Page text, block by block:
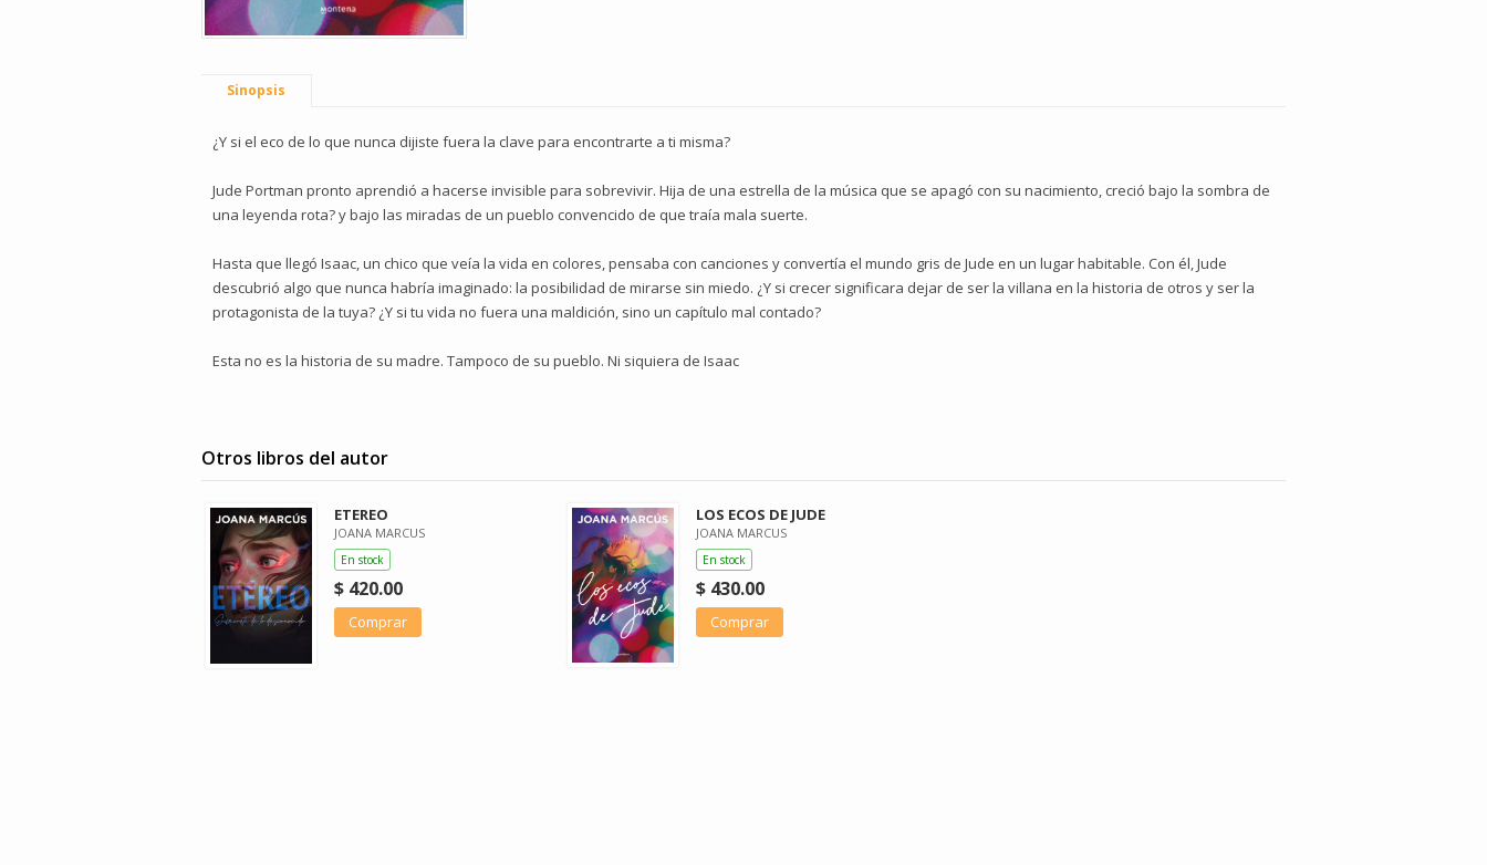
Sinopsis
¿Y si el eco de lo que nunca dijiste fuera la clave para encontrarte a ti misma?
Jude Portman pronto aprendió a hacerse invisible para sobrevivir. Hija de una estrella de la música que se apagó con su nacimiento, creció bajo la sombra de
una leyenda rota? y bajo las miradas de un pueblo convencido de que traía mala suerte.
Hasta que llegó Isaac, un chico que veía la vida en colores, pensaba con canciones y convertía el mundo gris de Jude en un lugar habitable. Con él, Jude
descubrió algo que nunca habría imaginado: la posibilidad de mirarse sin miedo. ¿Y si crecer significara dejar de ser la villana en la historia de otros y ser la
protagonista de la tuya? ¿Y si tu vida no fuera una maldición, sino un capítulo mal contado?
Esta no es la historia de su madre. Tampoco de su pueblo. Ni siquiera de Isaac
Otros libros del autor
ETEREO
JOANA MARCUS
En stock
$ 420.00
Comprar
LOS ECOS DE JUDE
JOANA MARCUS
En stock
$ 430.00
Comprar